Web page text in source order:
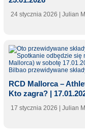
24 stycznia 2026 | Julian
RCD Mallorca –
Kto zagra? |
17 stycznia 2026 | Julian